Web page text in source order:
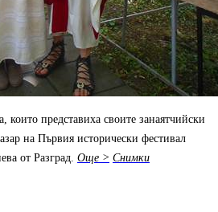
които представиха своите занаятчийски
на Първия исторически фестивал
от Разград. Още > Снимки
в детската работилница на майстор
Цвети ТерзиеваДецата и
възрастните се потопиха в